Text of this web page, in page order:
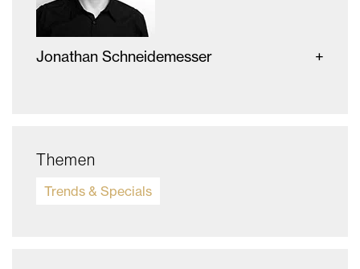
Jonathan Schneidemesser
Themen
Trends & Specials